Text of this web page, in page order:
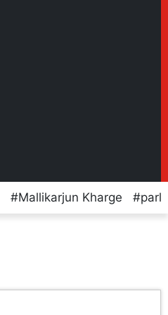
Mallikarjun Kharge